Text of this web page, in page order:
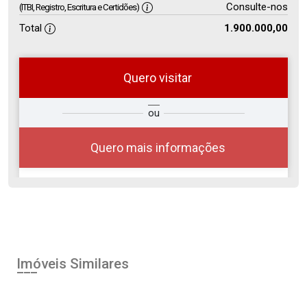
(ITBI, Registro, Escritura e Certidões)
Consulte-nos
Total
1.900.000,00
Quero visitar
ou
Quero mais informações
Deseja
Comprar
ou
Alugar
?
Imóveis Similares